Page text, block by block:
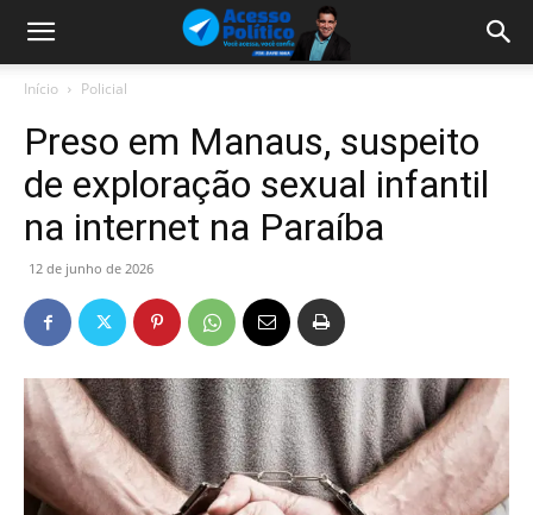
Início Policial
Preso em Manaus, suspeito
de exploração sexual infantil
na internet na Paraíba
12 de junho de 2026